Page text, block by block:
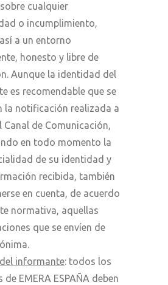
cualquier
o incumplimiento,
a un entorno
honesto y libre de
Aunque la identidad del
es recomendable que se
la notificación realizada a
Canal de Comunicación,
en todo momento la
de su identidad y
recibida, también
en cuenta, de acuerdo
normativa, aquellas
que se envíen de
informante: todos los
de EMERA ESPAÑA deben